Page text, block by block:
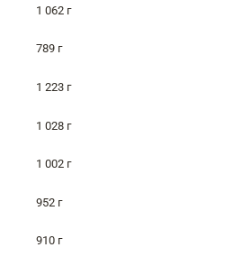
1 062 г
789 г
1 223 г
1 028 г
1 002 г
952 г
910 г